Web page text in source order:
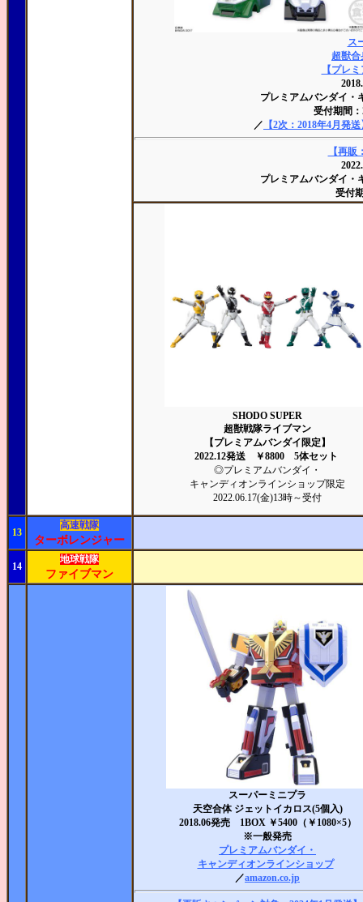
ス
超獣合
【プレ
プレミアムバンダイ・
受付期間：
／ 【2次：2018年4月発
【再販
プレミアムバンダイ・
受付
SHODO SUPER
超獣戦隊ライブマン
【プレミアムバンダイ限定】
2022.12発送 ￥8800 5体セット
◎プレミアムバンダイ・
キャンディオンラインショップ限定
2022.06.17(金)13時～受付
13
高速戦隊
ターボレンジャー
14
地球戦隊
ファイブマン
スーパーミニプラ
天空合体 ジェットイカロス(5個入)
2018.06発売 1BOX ￥5400（￥1080×5）
※一般発売
プレミアムバンダイ・
キャンディオンラインショップ
／amazon.co.jp